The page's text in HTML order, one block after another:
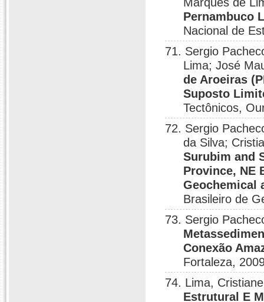
Pernambuco
Nacional de
71. Sergio
Lima; José
de Aroeiras
Suposto
Tectônicos,
72. Sergio
da Silva;
Surubim and
Province, NE
Geochemical
Brasileiro de
73. Sergio
Conexão
Fortaleza,
74. Lima,
Estrutural E